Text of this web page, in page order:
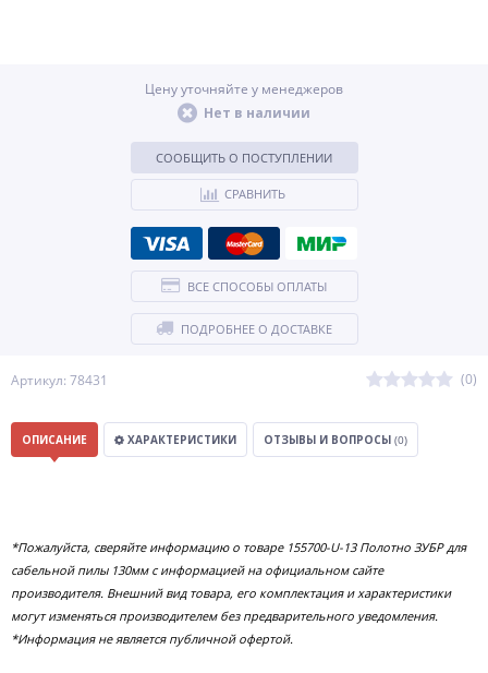
Артикул: 78431 (0)
Цену уточняйте у менеджеров
Нет в наличии
СООБЩИТЬ О ПОСТУПЛЕНИИ
СРАВНИТЬ
ВСЕ СПОСОБЫ ОПЛАТЫ
ПОДРОБНЕЕ О ДОСТАВКЕ
ОПИСАНИЕ ХАРАКТЕРИСТИКИ ОТЗЫВЫ И ВОПРОСЫ (0)
*Пожалуйста, сверяйте информацию о товаре 155700-U-13 Полотно ЗУБР для
сабельной пилы 130мм с информацией на официальном сайте
производителя. Внешний вид товара, его комплектация и характеристики
могут изменяться производителем без предварительного уведомления.
*Информация не является публичной офертой.